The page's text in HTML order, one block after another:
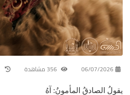
06/07/2026
يقولُ الصادقُ المأمونُ: آهُ